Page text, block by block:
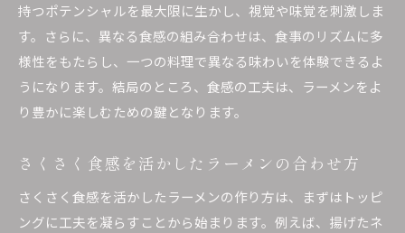
持つポテンシャルを最大限に生かし、視覚や味覚を刺激しま
す。さらに、異なる食感の組み合わせは、食事のリズムに多
様性をもたらし、一つの料理で異なる味わいを体験できるよ
うになります。結局のところ、食感の工夫は、ラーメンをよ
り豊かに楽しむための鍵となります。
さくさく食感を活かしたラーメンの合わせ方
さくさく食感を活かしたラーメンの作り方は、まずはトッピ
ングに工夫を凝らすことから始まります。例えば、揚げたネ